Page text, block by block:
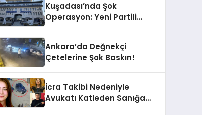
Kuşadası’nda Şok
Operasyon: Yeni Partili
Ankara’da Değnekçi
Çetelerine Şok Baskın!
İcra Takibi Nedeniyle
Avukatı Katleden Sanığa